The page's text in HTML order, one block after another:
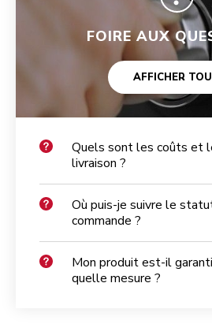
FOIRE AUX
AFFICHER
Quels sont les coûts et
livraison ?
Où puis-je suivre le
commande ?
Mon produit est-il
quelle mesure ?